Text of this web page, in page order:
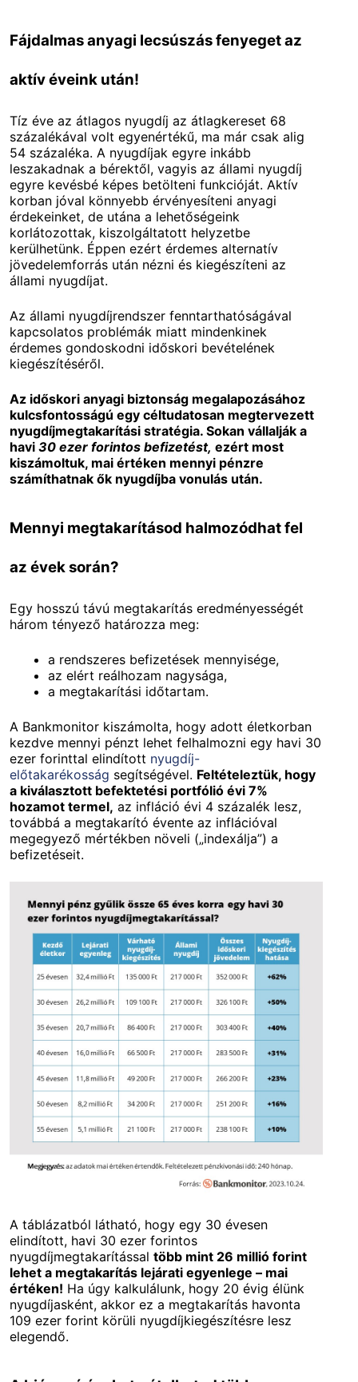
Fájdalmas anyagi lecsúszás fenyeget az
aktív éveink után!
Tíz éve az átlagos nyugdíj az átlagkereset 68
százalékával volt egyenértékű, ma már csak alig
54 százaléka. A nyugdíjak egyre inkább
leszakadnak a bérektől, vagyis az állami nyugdíj
egyre kevésbé képes betölteni funkcióját. Aktív
korban jóval könnyebb érvényesíteni anyagi
érdekeinket, de utána a lehetőségeink
korlátozottak, kiszolgáltatott helyzetbe
kerülhetünk. Éppen ezért érdemes alternatív
jövedelemforrás után nézni és kiegészíteni az
állami nyugdíjat.
Az állami nyugdíjrendszer fenntarthatóságával
kapcsolatos problémák miatt mindenkinek
érdemes gondoskodni időskori bevételének
kiegészítéséről.
Az időskori anyagi biztonság megalapozásához
kulcsfontosságú egy céltudatosan megtervezett
nyugdíjmegtakarítási stratégia. Sokan vállalják a
havi30 ezer forintos befizetést, ezért most
kiszámoltuk, mai értéken mennyi pénzre
számíthatnak ők nyugdíjba vonulás után.
Mennyi megtakarításod halmozódhat fel
az évek során?
Egy hosszú távú megtakarítás eredményességét
három tényező határozza meg:
a rendszeres befizetések mennyisége,
az elért reálhozam nagysága,
a megtakarítási időtartam.
A Bankmonitor kiszámolta, hogy adott életkorban
kezdve mennyi pénzt lehet felhalmozni egy havi 30
ezer forinttal elindított nyugdíj-
előtakarékosság segítségével. Feltételeztük, hogy
a kiválasztott befektetési portfólió évi 7%
hozamot termel, az infláció évi 4 százalék lesz,
továbbá a megtakarító évente az inflációval
megegyező mértékben növeli („indexálja”) a
befizetéseit.
A táblázatból látható, hogy egy 30 évesen
elindított, havi 30 ezer forintos
nyugdíjmegtakarítássaltöbb mint 26 millió forint
lehet a megtakarítás lejárati egyenlege – mai
értéken! Ha úgy kalkulálunk, hogy 20 évig élünk
nyugdíjasként, akkor ez a megtakarítás havonta
109 ezer forint körüli nyugdíjkiegészítésre lesz
elegendő.